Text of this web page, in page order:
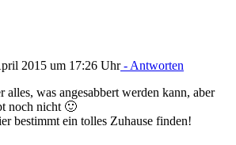
2015 um 17:26 Uhr- Antworten
alles, was angesabbert werden kann, aber
noch nicht 🙂
bestimmt ein tolles Zuhause finden!